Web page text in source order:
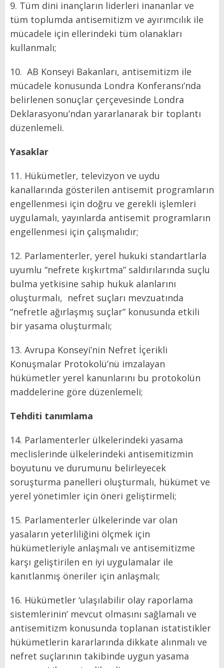
9. Tüm dini inançların liderleri inananlar ve
tüm toplumda antisemitizm ve ayırımcılık ile
mücadele için ellerindeki tüm olanakları
kullanmalı;
10. AB Konseyi Bakanları, antisemitizm ile
mücadele konusunda Londra Konferansı’nda
belirlenen sonuçlar çerçevesinde Londra
Deklarasyonu’ndan yararlanarak bir toplantı
düzenlemeli.
Yasaklar
11. Hükümetler, televizyon ve uydu
kanallarında gösterilen antisemit programların
engellenmesi için doğru ve gerekli işlemleri
uygulamalı, yayınlarda antisemit programların
engellenmesi için çalışmalıdır;
12. Parlamenterler, yerel hukuki standartlarla
uyumlu “nefrete kışkırtma” saldırılarında suçlu
bulma yetkisine sahip hukuk alanlarını
oluşturmalı, nefret suçları mevzuatında
“nefretle ağırlaşmış suçlar” konusunda etkili
bir yasama oluşturmalı;
13. Avrupa Konseyi’nin Nefret İçerikli
Konuşmalar Protokolü’nü imzalayan
hükümetler yerel kanunlarını bu protokolün
maddelerine göre düzenlemeli;
Tehditi tanımlama
14. Parlamenterler ülkelerindeki yasama
meclislerinde ülkelerindeki antisemitizmin
boyutunu ve durumunu belirleyecek
soruşturma panelleri oluşturmalı, hükümet ve
yerel yönetimler için öneri geliştirmeli;
15. Parlamenterler ülkelerinde var olan
yasaların yeterliliğini ölçmek için
hükümetleriyle anlaşmalı ve antisemitizme
karşı geliştirilen en iyi uygulamalar ile
kanıtlanmış öneriler için anlaşmalı;
16. Hükümetler ‘ulaşılabilir olay raporlama
sistemlerinin’ mevcut olmasını sağlamalı ve
antisemitizm konusunda toplanan istatistikler
hükümetlerin kararlarında dikkate alınmalı ve
nefret suçlarının takibinde uygun yasama